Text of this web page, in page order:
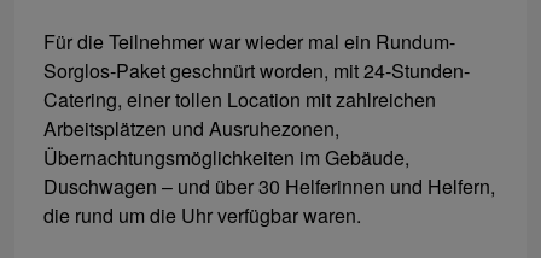
Für die Teilnehmer war wieder mal ein Rundum-
Sorglos-Paket geschnürt worden, mit 24-Stunden-
Catering, einer tollen Location mit zahlreichen
Arbeitsplätzen und Ausruhezonen,
Übernachtungsmöglichkeiten im Gebäude,
Duschwagen – und über 30 Helferinnen und Helfern,
die rund um die Uhr verfügbar waren.